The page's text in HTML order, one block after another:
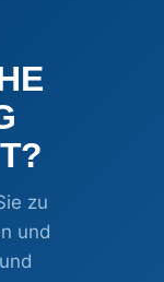
zu
und